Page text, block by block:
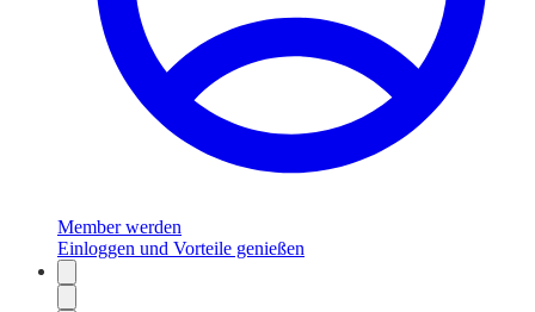
Member werden
Einloggen und Vorteile genießen